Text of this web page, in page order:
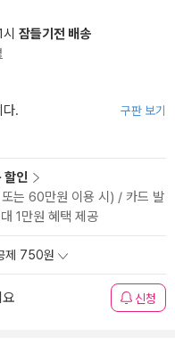
잠들기전 배송
다. 구판 보기
할인
는 60만원 이용 시) / 카드 발
1만원 혜택 제공
제 750원
요 신청